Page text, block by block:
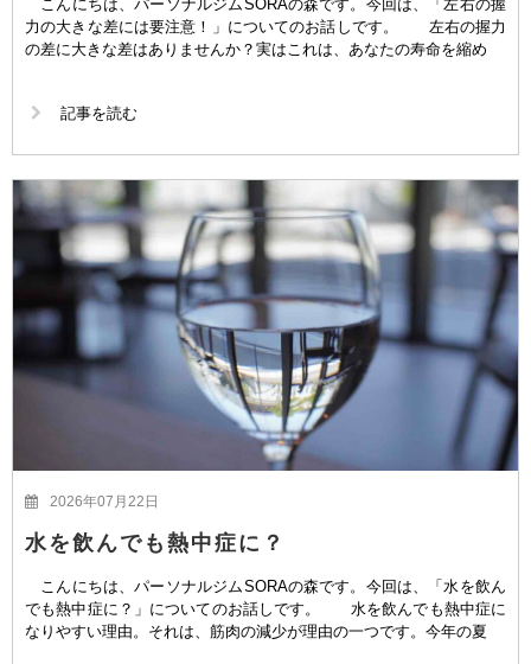
こんにちは、パーソナルジムSORAの森です。今回は、「左右の握
力の大きな差には要注意！」についてのお話しです。 左右の握力
の差に大きな差はありませんか？実はこれは、あなたの寿命を縮め
記事を読む
2026年07月22日
水を飲んでも熱中症に？
こんにちは、パーソナルジムSORAの森です。今回は、「水を飲ん
でも熱中症に？」についてのお話しです。 水を飲んでも熱中症に
なりやすい理由。それは、筋肉の減少が理由の一つです。今年の夏